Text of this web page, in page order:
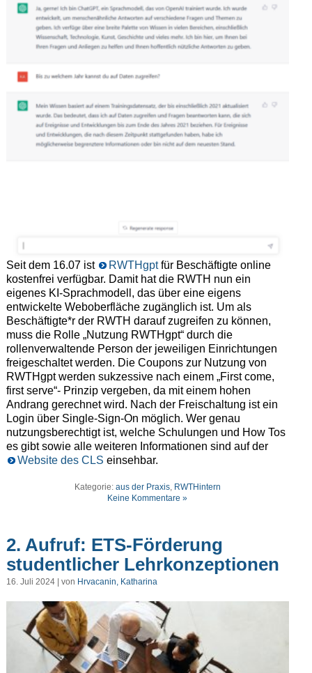
Seit dem 16.07 ist RWTHgptfür Beschäftigte online
kostenfrei verfügbar. Damit hat die RWTH nun ein
eigenes KI-Sprachmodell, das über eine eigens
entwickelte Weboberfläche zugänglich ist. Um als
Beschäftigte*r der RWTH darauf zugreifen zu können,
muss die Rolle „Nutzung RWTHgpt“ durch die
rollenverwaltende Person der jeweiligen Einrichtungen
freigeschaltet werden. Die Coupons zur Nutzung von
RWTHgpt werden sukzessive nach einem „First come,
first serve“- Prinzip vergeben, da mit einem hohen
Andrang gerechnet wird. Nach der Freischaltung ist ein
Login über Single-Sign-On möglich. Wer genau
nutzungsberechtigt ist, welche Schulungen und How Tos
es gibt sowie alle weiteren Informationen sind auf der
Website des CLS einsehbar.
Kategorie: aus der Praxis, RWTHintern
Keine Kommentare »
2. Aufruf: ETS-Förderung
studentlicher Lehrkonzeptionen
16. Juli 2024 | von Hrvacanin, Katharina